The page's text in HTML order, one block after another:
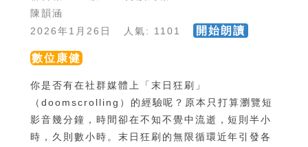
陳韻涵
2026年1月26日 人氣: 1101
開始朗讀
數位康健
你是否有在社群媒體上「末日狂刷」
（doomscrolling）的經驗呢？原本只打算瀏覽短
影音幾分鐘，時間卻在不知不覺中流逝，短則半小
時，久則數小時。末日狂刷的無限循環近年引發各